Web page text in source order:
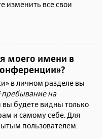
изменить все свои
моего имени в
в личном разделе вы
пребывание на
вы будете видны только
и самому себе. Для
пользователем.